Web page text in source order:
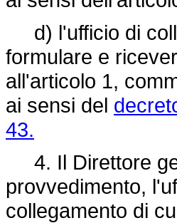
d) l'ufficio di
formulare e
all'articolo 1,
ai sensi del
43.
4. Il Direttore
provvedimento,
collegamento di